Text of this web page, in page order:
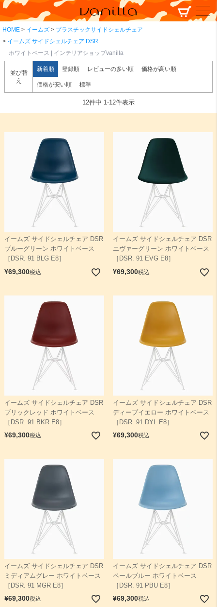
HOME イームズ
プラスチックサイドシェルチェア
イームズ サイドシェルチェア DSR
ホワイトベース | インテリアショップvanilla
検索
並び替
え
新着順 登録順 レビューの多い順 価格が高い順
価格が安い順 標準
12件中 1-12件表示
イームズ サイドシェルチェア DSR
ブルーグリーン ホワイトベース
［DSR. 91 BLG E8］
¥69,300税込
イームズ サイドシェルチェア DSR
エヴァーグリーン ホワイトベース
［DSR. 91 EVG E8］
¥69,300税込
イームズ サイドシェルチェア DSR
ブリックレッド ホワイトベース
［DSR. 91 BKR E8］
¥69,300税込
イームズ サイドシェルチェア DSR
ディープイエロー ホワイトベース
［DSR. 91 DYL E8］
¥69,300税込
イームズ サイドシェルチェア DSR
ミディアムグレー ホワイトベース
［DSR. 91 MGR E8］
¥69,300税込
イームズ サイドシェルチェア DSR
ペールブルー ホワイトベース
［DSR. 91 PBU E8］
¥69,300税込